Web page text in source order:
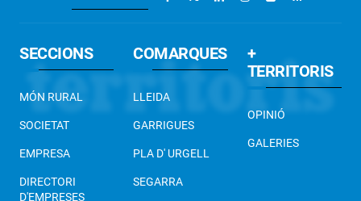
SECCIONS
MÓN RURAL
SOCIETAT
EMPRESA
DIRECTORI
D'EMPRESES
COMARQUES
LLEIDA
GARRIGUES
PLA D' URGELL
SEGARRA
+
TERRITORIS
OPINIÓ
GALERIES